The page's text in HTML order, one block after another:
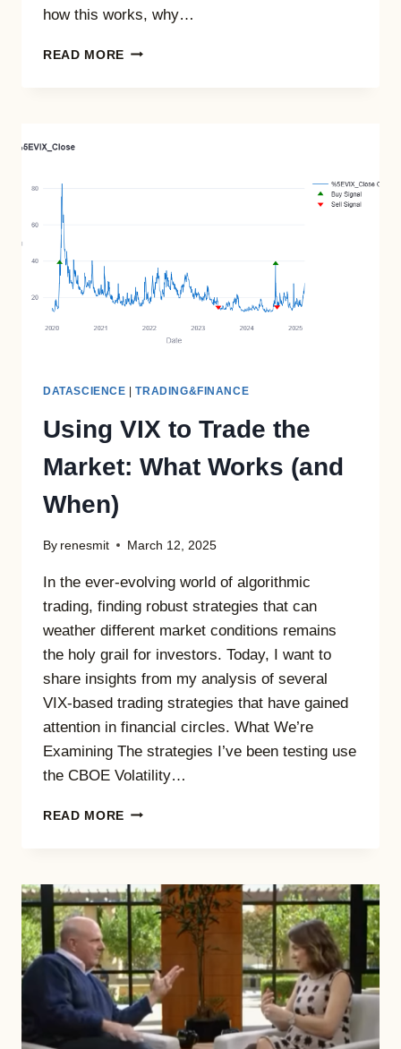
how this works, why…
READ MORE CAESAR’S
DATASCIENCE |TRADING&FINANCE
Using VIX to Trade the
Market: What Works (and
When)
By renesmit March 12, 2025
In the ever-evolving world of algorithmic
trading, finding robust strategies that can
weather different market conditions remains
the holy grail for investors. Today, I want to
share insights from my analysis of several
VIX-based trading strategies that have gained
attention in financial circles. What We’re
Examining The strategies I’ve been testing use
the CBOE Volatility…
READ MORE USING
THE
MARKET:
WHAT
WORKS
(AND
WHEN)